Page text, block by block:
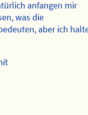
anfangen mir
was die
aber ich